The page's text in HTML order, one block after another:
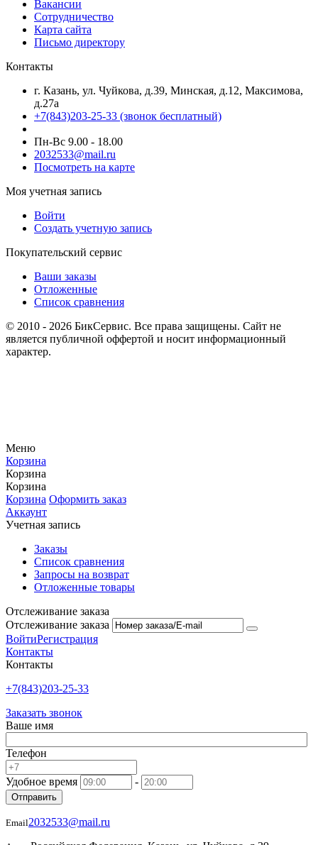
Вакансии
Сотрудничество
Карта сайта
Письмо директору
Контакты
г. Казань, ул. Чуйкова, д.39, Минская, д.12, Максимова,
д.27а
+7(843)203-25-33 (звонок бесплатный)
Пн-Вс 9.00 - 18.00
2032533@mail.ru
Посмотреть на карте
Моя учетная запись
Войти
Создать учетную запись
Покупательский сервис
Ваши заказы
Отложенные
Список сравнения
© 2010 - 2026 БикСервис. Все права защищены. Сайт не
является публичной оффертой и носит информационный
характер.
Меню
Корзина
Корзина
Корзина
Корзина Оформить заказ
Аккаунт
Учетная запись
Заказы
Список сравнения
Запросы на возврат
Отложенные товары
Отслеживание заказа
Отслеживание заказа
ВойтиРегистрация
Контакты
Контакты
+7(843)203-25-33
Заказать звонок
Ваше имя
Телефон
Удобное время -
Отправить
Email2032533@mail.ru